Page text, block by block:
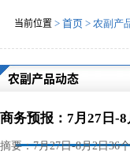
当前位置 > 首页 > 农副产
农副产品动态
商务预报：7月27日-
摘要：7月27日-8月2日36